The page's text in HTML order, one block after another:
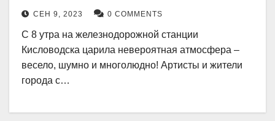
СЕН 9, 2023 0 COMMENTS
С 8 утра на железнодорожной станции
Кисловодска царила невероятная атмосфера –
весело, шумно и многолюдно! Артисты и жители
города с…